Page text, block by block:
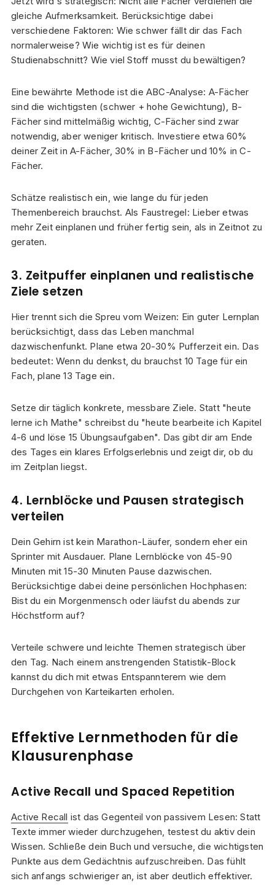
gleiche Aufmerksamkeit. Berücksichtige dabei
verschiedene Faktoren: Wie schwer fällt dir das Fach
normalerweise? Wie wichtig ist es für deinen
Studienabschnitt? Wie viel Stoff musst du bewältigen?
Eine bewährte Methode ist die ABC-Analyse: A-Fächer
sind die wichtigsten (schwer + hohe Gewichtung), B-
Fächer sind mittelmäßig wichtig, C-Fächer sind zwar
notwendig, aber weniger kritisch. Investiere etwa 60%
deiner Zeit in A-Fächer, 30% in B-Fächer und 10% in C-
Fächer.
Schätze realistisch ein, wie lange du für jeden
Themenbereich brauchst. Als Faustregel: Lieber etwas
mehr Zeit einplanen und früher fertig sein, als in Zeitnot zu
geraten.
3. Zeitpuffer einplanen und realistische
Ziele setzen
Hier trennt sich die Spreu vom Weizen: Ein guter Lernplan
berücksichtigt, dass das Leben manchmal
dazwischenfunkt. Plane etwa 20-30% Pufferzeit ein. Das
bedeutet: Wenn du denkst, du brauchst 10 Tage für ein
Fach, plane 13 Tage ein.
Setze dir täglich konkrete, messbare Ziele. Statt "heute
lerne ich Mathe" schreibst du "heute bearbeite ich Kapitel
4-6 und löse 15 Übungsaufgaben". Das gibt dir am Ende
des Tages ein klares Erfolgserlebnis und zeigt dir, ob du
im Zeitplan liegst.
4. Lernblöcke und Pausen strategisch
verteilen
Dein Gehirn ist kein Marathon-Läufer, sondern eher ein
Sprinter mit Ausdauer. Plane Lernblöcke von 45-90
Minuten mit 15-30 Minuten Pause dazwischen.
Berücksichtige dabei deine persönlichen Hochphasen:
Bist du ein Morgenmensch oder läufst du abends zur
Höchstform auf?
Verteile schwere und leichte Themen strategisch über
den Tag. Nach einem anstrengenden Statistik-Block
kannst du dich mit etwas Entspannterem wie dem
Durchgehen von Karteikarten erholen.
Effektive Lernmethoden für die
Klausurenphase
Active Recall und Spaced Repetition
Active Recall ist das Gegenteil von passivem Lesen: Statt
Texte immer wieder durchzugehen, testest du aktiv dein
Wissen. Schließe dein Buch und versuche, die wichtigsten
Punkte aus dem Gedächtnis aufzuschreiben. Das fühlt
sich anfangs schwieriger an, ist aber deutlich effektiver.